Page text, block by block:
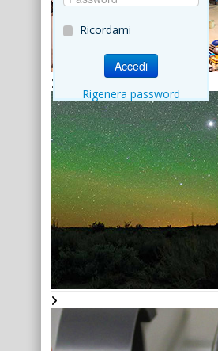
Ricordami
Accedi
Rigenera password